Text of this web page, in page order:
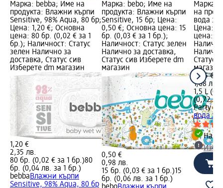
Марка: bebba; Име на
продукта: Влажни кърпи
Sensitive, 98% Aqua, 80 бр;
Цена: 1,20 €; Основна
цена: 80 бр. (0,02 € за 1
бр.); Наличност: Статус
зелен Налично за
доставка, Статус сив
Изберете dm магазин
1,20 €
2,35 лв.
80 бр. (0,02 € за 1 бр.)80
бр. (0,04 лв. за 1 бр.)
bebbaВлажни кърпи
Sensitive, 98% Aqua, 80 бр
Марка: bebo; Име на
продукта: Влажни кърпи
Sensitive, 15 бр; Цена:
0,50 €; Основна цена: 15
бр. (0,03 € за 1 бр.);
Наличност: Статус зелен
Налично за доставка,
Статус сив Изберете dm
магазин
0,50 €
0,98 лв.
15 бр. (0,03 € за 1 бр.)15
бр. (0,06 лв. за 1 бр.)
Марка:
на
вода за
Цена:
цена:
Статус
магазин
0,55 €
1,08 лв.
1,5 L
(0,72
Party
вода за